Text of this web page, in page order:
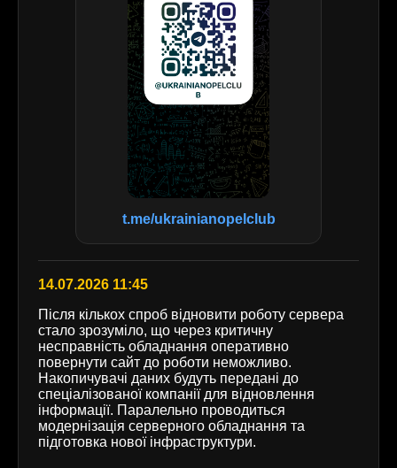
t.me/ukrainianopelclub
14.07.2026 11:45
Після кількох спроб відновити роботу сервера
стало зрозуміло, що через критичну
несправність обладнання оперативно
повернути сайт до роботи неможливо.
Накопичувачі даних будуть передані до
спеціалізованої компанії для відновлення
інформації. Паралельно проводиться
модернізація серверного обладнання та
підготовка нової інфраструктури.